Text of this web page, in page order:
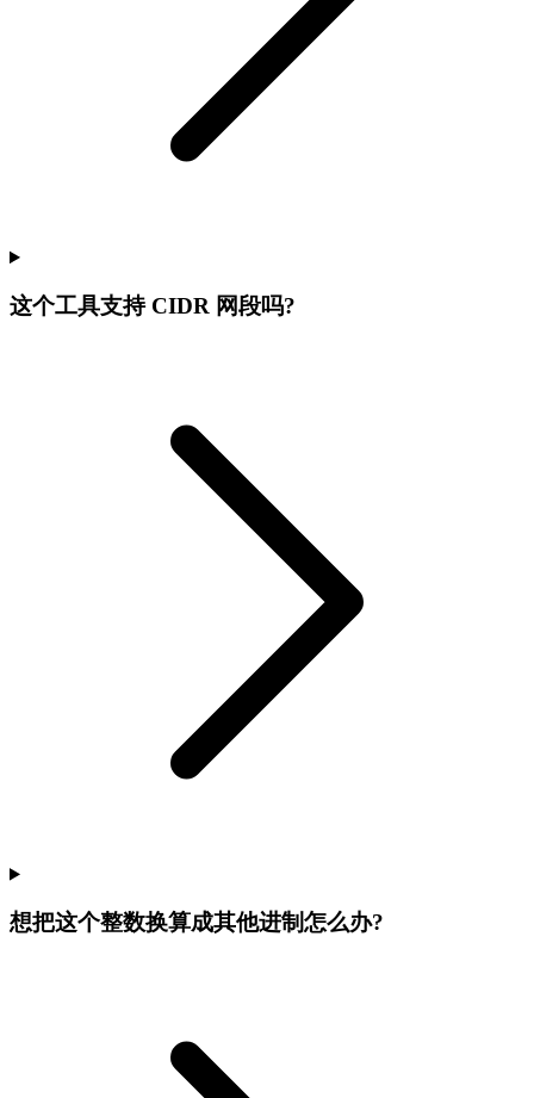
这个工具支持 CIDR 网段吗?
想把这个整数换算成其他进制怎么办?